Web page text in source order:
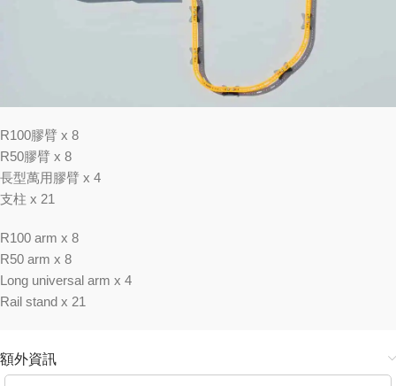
R100膠臂 x 8
R50膠臂 x 8
長型萬用膠臂 x 4
支柱 x 21
R100 arm x 8
R50 arm x 8
Long universal arm x 4
Rail stand x 21
額外資訊